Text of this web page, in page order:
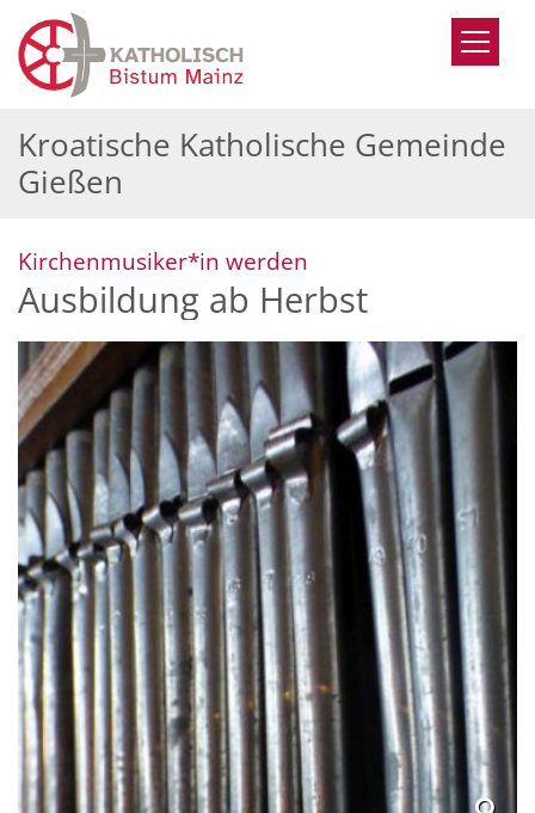
Zum Inhalt springen
Kroatische Katholische Gemeinde
Gießen
Kirchenmusiker*in werden
Ausbildung ab Herbst